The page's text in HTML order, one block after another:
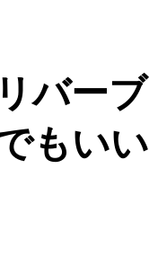
バーブ
もいい